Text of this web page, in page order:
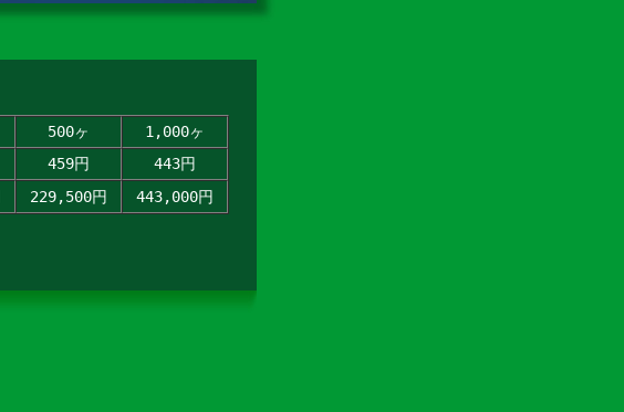
500ヶ
1,000ヶ
459円
443円
229,500円 443,000円